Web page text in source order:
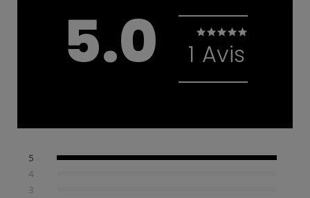
5.0 5.0 star rating
1 Avis
5
4
3